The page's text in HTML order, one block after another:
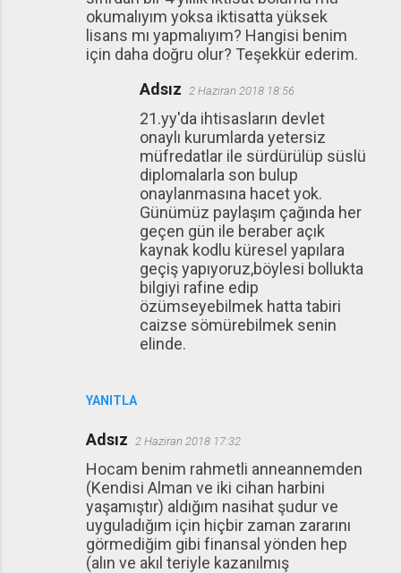
okumalıyım yoksa iktisatta yüksek
lisans mı yapmalıyım? Hangisi benim
için daha doğru olur? Teşekkür ederim.
YANITLA
Adsız 2 Haziran 2018 18:56
21.yy'da ihtisasların devlet
onaylı kurumlarda yetersiz
müfredatlar ile sürdürülüp süslü
diplomalarla son bulup
onaylanmasına hacet yok.
Günümüz paylaşım çağında her
geçen gün ile beraber açık
kaynak kodlu küresel yapılara
geçiş yapıyoruz,böylesi bollukta
bilgiyi rafine edip
özümseyebilmek hatta tabiri
caizse sömürebilmek senin
elinde.
Adsız 2 Haziran 2018 17:32
Hocam benim rahmetli anneannemden
(Kendisi Alman ve iki cihan harbini
yaşamıştır) aldığım nasihat şudur ve
uyguladığım için hiçbir zaman zararını
görmediğim gibi finansal yönden hep
(alın ve akıl teriyle kazanılmış